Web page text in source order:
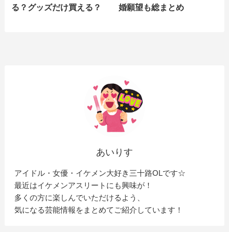
る？グッズだけ買える？
婚願望も総まとめ
あいりす
アイドル・女優・イケメン大好き三十路OLです☆
最近はイケメンアスリートにも興味が！
多くの方に楽しんでいただけるよう、
気になる芸能情報をまとめてご紹介しています！